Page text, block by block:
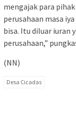
mengajak para
perusahaan masa
bisa. Itu diluar iuran
perusahaan,”
(NN)
Desa Cicadas